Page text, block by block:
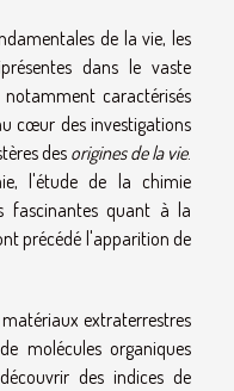
de la vie, les
dans le vaste
caractérisés
cœur des investigations
des origines de la vie.
l'étude de la chimie
fascinantes quant à la
précédé l'apparition de
extraterrestres
molécules organiques
des indices de